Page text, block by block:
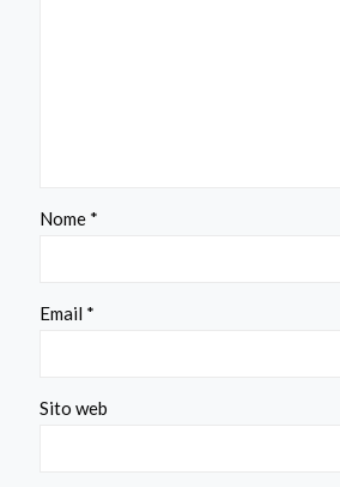
Nome *
Email *
Sito web